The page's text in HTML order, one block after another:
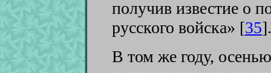
получив известие о
русского войска» [35].
В том же году,